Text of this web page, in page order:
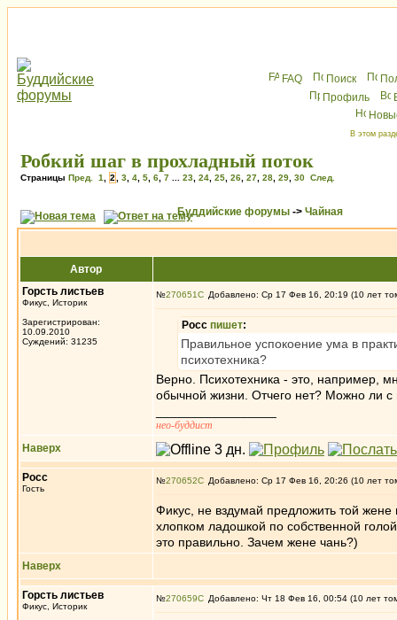
FAQ Поиск
Профиль
В этом
Робкий шаг в прохладный поток
Страницы Пред. 1 2 3 4 5 6 7 23 24 25 26 27 28 29 30 След.
Буддийские форумы -> Чайная
Автор
Горсть листьев
Фикус, Историк
Зарегистрирован:
10.09.2010
Суждений: 31235
№270651 Добавлено: Ср 17 Фев 16, 20:19 (10 лет
Росс пишет:
Правильное успокоение ума в
психотехника?
Верно. Психотехника - это, например,
обычной жизни. Отчего нет? Можно ли
нео-буддист
Наверх
Росс
Гость
№270652 Добавлено: Ср 17 Фев 16, 20:26 (10 лет
Фикус, не вздумай предложить той жене
хлопком ладошкой по собственной
это правильно. Зачем жене чань?)
Наверх
Горсть листьев
Фикус, Историк
№270659 Добавлено: Чт 18 Фев 16, 00:54 (10 лет